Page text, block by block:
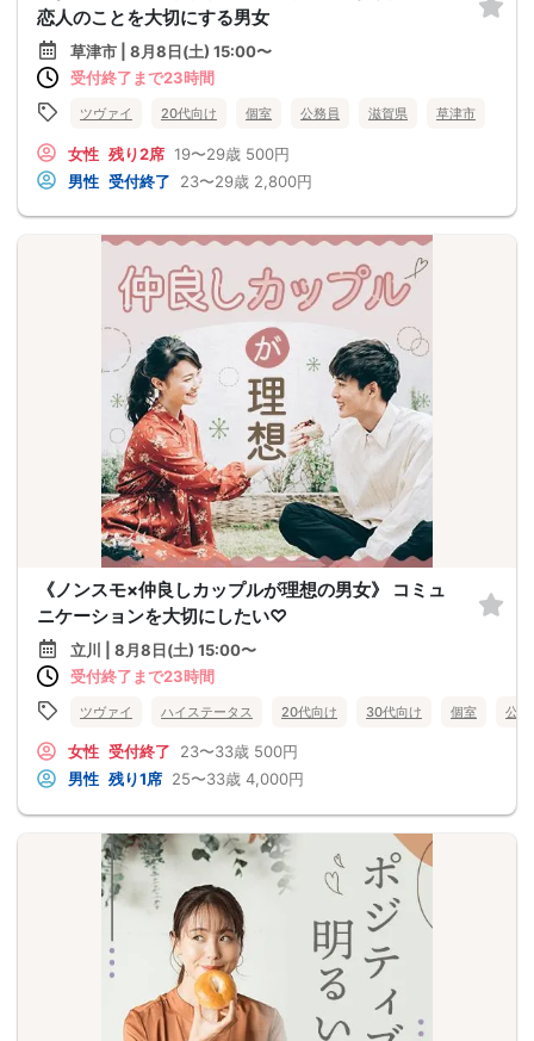
恋人のことを大切にする男女
草津市 | 8月8日(土) 15:00〜
受付終了まで23時間
ツヴァイ 20代向け 個室 公務員 滋賀県 草津市
女性 残り2席 19〜29歳 500円
男性 受付終了 23〜29歳 2,800円
《ノンスモ×仲良しカップルが理想の男女》 コミュ
ニケーションを大切にしたい♡
立川 | 8月8日(土) 15:00〜
受付終了まで23時間
ツヴァイ ハイステータス 20代向け 30代向け 個室 公
女性 受付終了 23〜33歳 500円
男性 残り1席 25〜33歳 4,000円